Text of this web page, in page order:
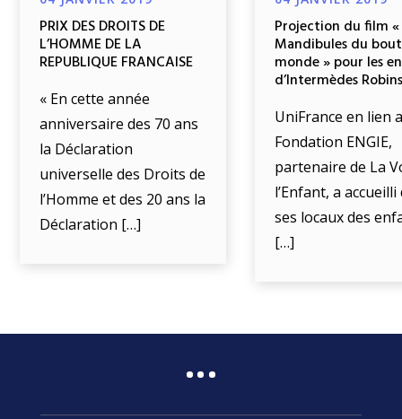
PRIX DES DROITS DE
L’HOMME DE LA
REPUBLIQUE FRANCAISE
« En cette année
anniversaire des 70 ans
la Déclaration
universelle des Droits de
l’Homme et des 20 ans la
Déclaration […]
Projection du film «
Mandibules du
monde » pour les
d’Intermèdes
UniFrance en lien
Fondation ENGIE,
partenaire de La
l’Enfant, a accueilli
ses locaux des
[…]